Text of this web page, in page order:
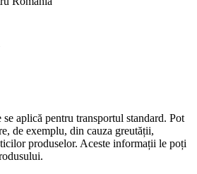
aplică pentru transportul standard. Pot
de exemplu, din cauza greutății,
produselor. Aceste informații le poți